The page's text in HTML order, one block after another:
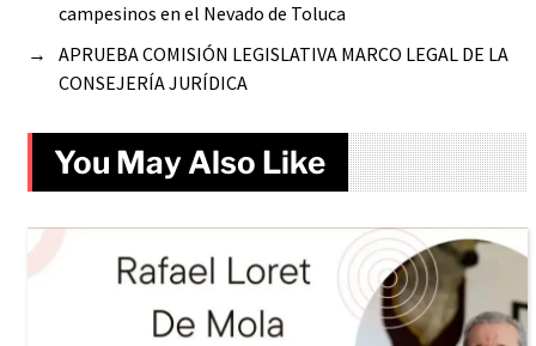
campesinos en el Nevado de Toluca
→
APRUEBA COMISIÓN LEGISLATIVA MARCO LEGAL DE LA
CONSEJERÍA JURÍDICA
You May Also Like